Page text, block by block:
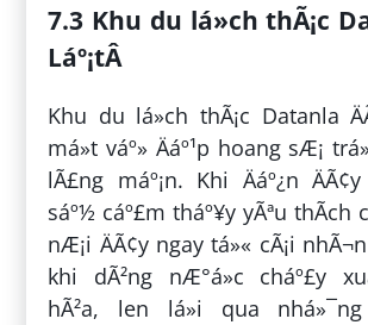
7.3 Khu du lá»ch thÃ¡c
Láº¡tÂ
Khu du lá»ch thÃ¡c Datanla
má»t váº» Äáº¹p hoang sÆ¡
lÃ£ng máº¡n. Khi Äáº¿n
sáº½ cáº£m tháº¥y yÃªu thÃ­ch
nÆ¡i ÄÃ¢y ngay tá»« cÃ¡i nhÃ¬n
khi dÃ²ng nÆ°á»c cháº£y
hÃ²a, len lá»i qua nhá»¯ng